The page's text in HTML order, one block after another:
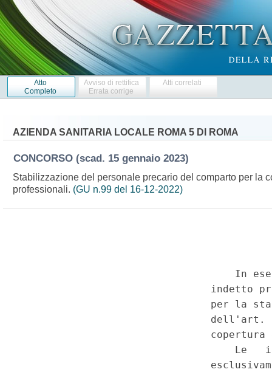
Atto
Completo
Avviso di rettifica
Errata corrige
Atti correlati
AZIENDA SANITARIA LOCALE ROMA 5 DI ROMA
CONCORSO (scad. 15 gennaio 2023)
Stabilizzazione del personale precario del comparto per la
professionali. (GU n.99 del 16-12-2022)